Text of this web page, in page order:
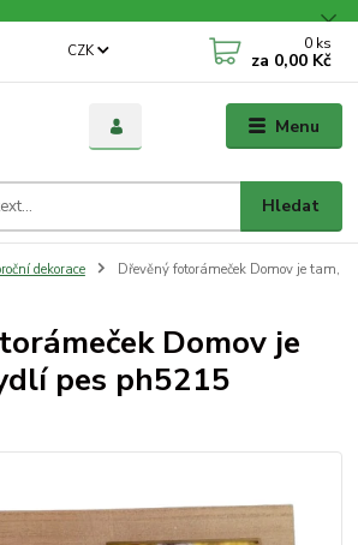
Menu
CZK
Hledat
0 ks
za 0,00 Kč
dekorace
Dřevěný fotorámeček Domov je tam,
Domov je
pes ph5215